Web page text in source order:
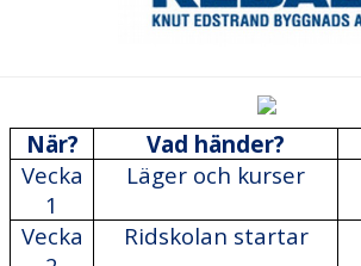
MORGONRIDNING
KONFERENSPAKET
När? Vad händer?
Vecka
1
Läger och kurser
Vecka
Ridskolan startar